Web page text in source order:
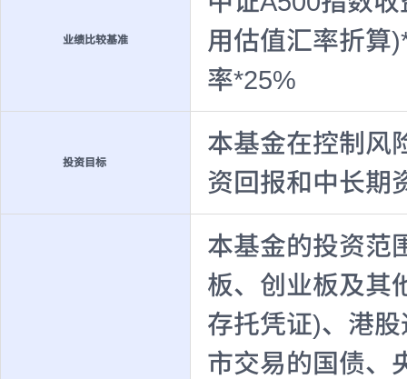
业绩比较基准
用估值汇率折算
率*25%
投资目标
本基金在控制风
资回报和中长期
本基金的投资范
板、创业板及其
存托凭证)、港
市交易的国债、